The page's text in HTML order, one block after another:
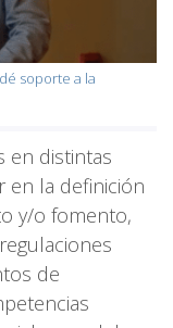
soporte a la
en distintas
en la definición
y/o fomento,
de